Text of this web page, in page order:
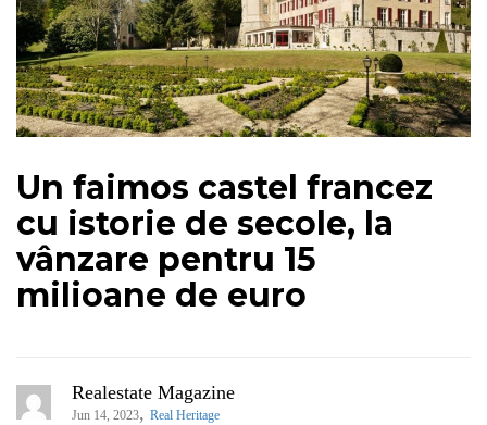
Un faimos castel francez
cu istorie de secole, la
vânzare pentru 15
milioane de euro
Realestate Magazine
Jun 14, 2023, Real Heritage